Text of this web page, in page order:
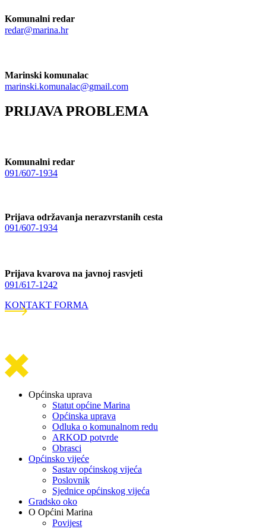
Komunalni redar
redar@marina.hr
Marinski komunalac
marinski.komunalac@gmail.com
PRIJAVA PROBLEMA
Komunalni redar
091/607-1934
Prijava održavanja nerazvrstanih cesta
091/607-1934
Prijava kvarova na javnoj rasvjeti
091/617-1242
KONTAKT FORMA
Općinska uprava
Statut općine Marina
Općinska uprava
Odluka o komunalnom redu
ARKOD potvrde
Obrasci
Općinsko vijeće
Sastav općinskog vijeća
Poslovnik
Sjednice općinskog vijeća
Gradsko oko
O Općini Marina
Povijest